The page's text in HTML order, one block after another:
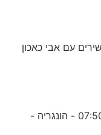
- מאחורי השירים עם אבי כאכון